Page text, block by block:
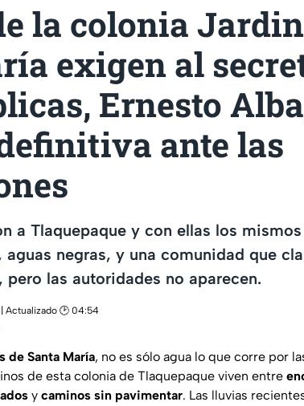
la colonia
exigen al
Ernesto
ante las
a Tlaquepaque y con ellas los
negras, y una comunidad que
las autoridades no aparecen.
| Actualizado 🕑 04:54
de Santa María, no es sólo agua lo que corre por
de esta colonia de Tlaquepaque viven entre
y caminos sin pavimentar. Las lluvias